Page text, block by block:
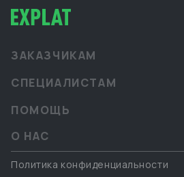
ЗАКАЗЧИКАМ
СПЕЦИАЛИСТАМ
ПОМОЩЬ
О НАС
Политика конфиденциальности